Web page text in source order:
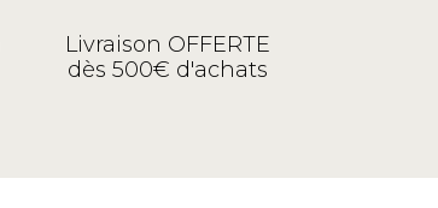
Livraison OFFERTE
dès 500€ d'achats